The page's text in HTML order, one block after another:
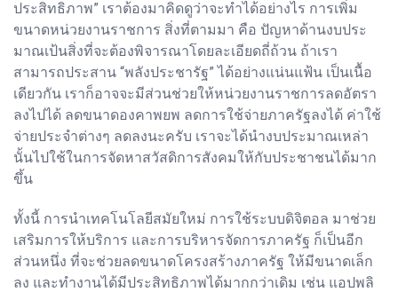
ประสิทธิภาพ” เราต้องมาคิดดูว่าจะทำได้อย่างไร การเพิ่ม
ขนาดหน่วยงานราชการ สิ่งที่ตามมา คือ ปัญหาด้านงบประ
มาณเป้นสิ่งที่จะต้องพิจารณาโดยละเอียดถี่ถ้วน ถ้าเรา
สามารถประสาน “พลังประชารัฐ” ได้อย่างแน่นแฟ้น เป็นเนื้อ
เดียวกัน เราก็อาจจะมีส่วนช่วยให้หน่วยงานราชการลดอัตรา
ลงไปได้ ลดขนาดองคาพยพ ลดการใช้จ่ายภาครัฐลงได้ ค่าใช้
จ่ายประจำต่างๆ ลดลงนะครับ เราจะได้นำงบประมาณเหล่า
นั้นไปใช้ในการจัดหาสวัสดิการสังคมให้กับประชาชนได้มาก
ขึ้น
ทั้งนี้ การนำเทคโนโลยีสมัยใหม่ การใช้ระบบดิจิตอล มาช่วย
เสริมการให้บริการ และการบริหารจัดการภาครัฐ ก็เป็นอีก
ส่วนหนึ่ง ที่จะช่วยลดขนาดโครงสร้างภาครัฐ ให้มีขนาดเล็ก
ลง และทำงานได้มีประสิทธิภาพได้มากกว่าเดิม เช่น แอปพลิ